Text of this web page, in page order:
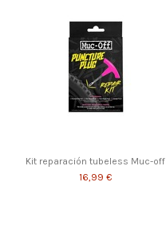
Kit reparación tubeless Muc-off
16,99 €